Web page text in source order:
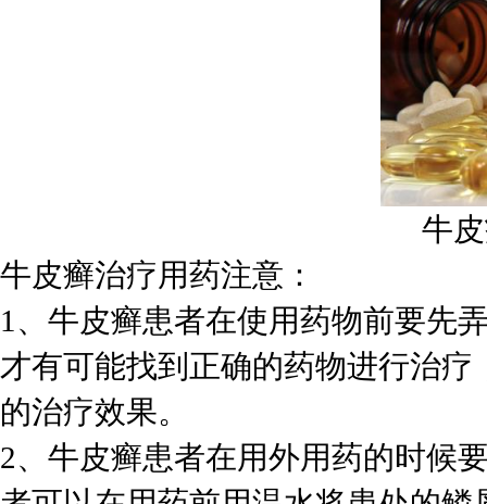
牛
牛皮癣治疗用药注意：
1、牛皮癣患者在使用药物前要先
才有可能找到正确的药物进行治
的治疗效果。
2、牛皮癣患者在用外用药的时候